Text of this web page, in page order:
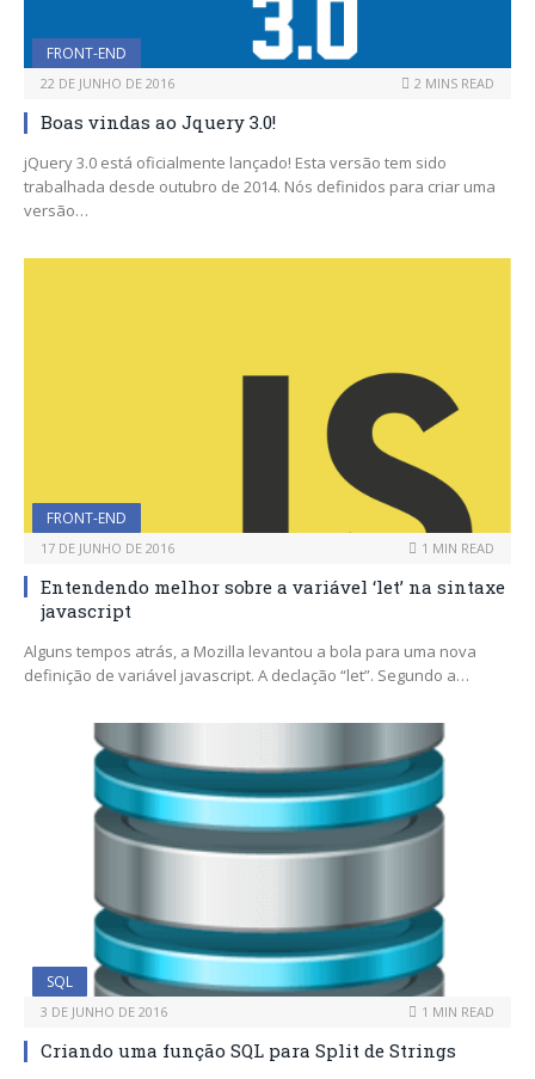
FRONT-END
22 DE JUNHO DE 2016 2 MINS READ
Boas vindas ao Jquery 3.0!
jQuery 3.0 está oficialmente lançado! Esta versão tem sido
trabalhada desde outubro de 2014. Nós definidos para criar uma
versão…
FRONT-END
17 DE JUNHO DE 2016 1 MIN READ
Entendendo melhor sobre a variável ‘let’ na sintaxe
javascript
Alguns tempos atrás, a Mozilla levantou a bola para uma nova
definição de variável javascript. A declação “let”. Segundo a…
SQL
3 DE JUNHO DE 2016 1 MIN READ
Criando uma função SQL para Split de Strings